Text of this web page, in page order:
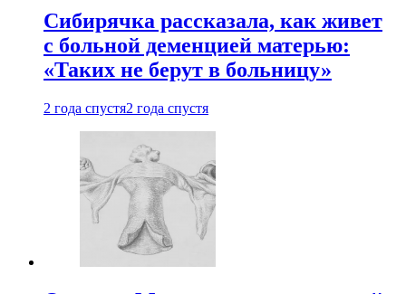
Сибирячка рассказала, как живет
с больной деменцией матерью:
«Таких не берут в больницу»
2 года спустя2 года спустя